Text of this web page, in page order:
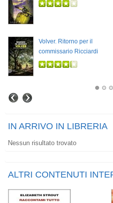
Volver. Ritorno per il
commissario Ricciardi
IN ARRIVO IN LIBRERIA
Nessun risultato trovato
ALTRI CONTENUTI